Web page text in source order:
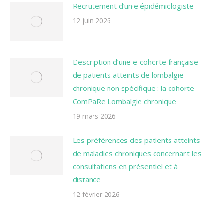
Recrutement d’un·e épidémiologiste
12 juin 2026
Description d’une e-cohorte française
de patients atteints de lombalgie
chronique non spécifique : la cohorte
ComPaRe Lombalgie chronique
19 mars 2026
Les préférences des patients atteints
de maladies chroniques concernant les
consultations en présentiel et à
distance
12 février 2026